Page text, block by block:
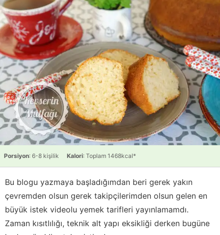
Porsiyon: 6-8 kişilik Kalori: Toplam 1468kcal*
Bu blogu yazmaya başladığımdan beri gerek yakın
çevremden olsun gerek takipçilerimden olsun gelen en
büyük istek videolu yemek tarifleri yayınlamamdı.
Zaman kısıtlılığı, teknik alt yapı eksikliği derken bugüne